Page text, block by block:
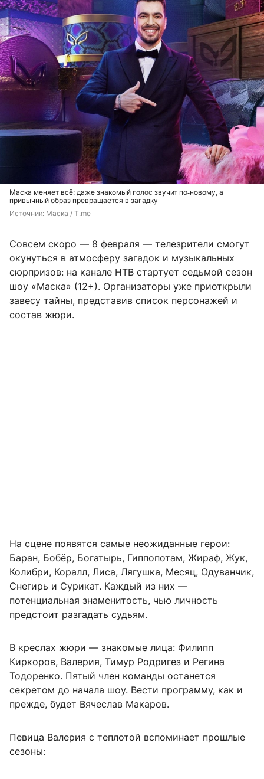
Маска меняет всё: даже знакомый голос звучит по‑новому, а
привычный образ превращается в загадку
Источник: Маска / T.me
Совсем скоро — 8 февраля — телезрители смогут
окунуться в атмосферу загадок и музыкальных
сюрпризов: на канале НТВ стартует седьмой сезон
шоу «Маска» (12+). Организаторы уже приоткрыли
завесу тайны, представив список персонажей и
состав жюри.
На сцене появятся самые неожиданные герои:
Баран, Бобёр, Богатырь, Гиппопотам, Жираф, Жук,
Колибри, Коралл, Лиса, Лягушка, Месяц, Одуванчик,
Снегирь и Сурикат. Каждый из них —
потенциальная знаменитость, чью личность
предстоит разгадать судьям.
В креслах жюри — знакомые лица: Филипп
Киркоров, Валерия, Тимур Родригез и Регина
Тодоренко. Пятый член команды останется
секретом до начала шоу. Вести программу, как и
прежде, будет Вячеслав Макаров.
Певица Валерия с теплотой вспоминает прошлые
сезоны: